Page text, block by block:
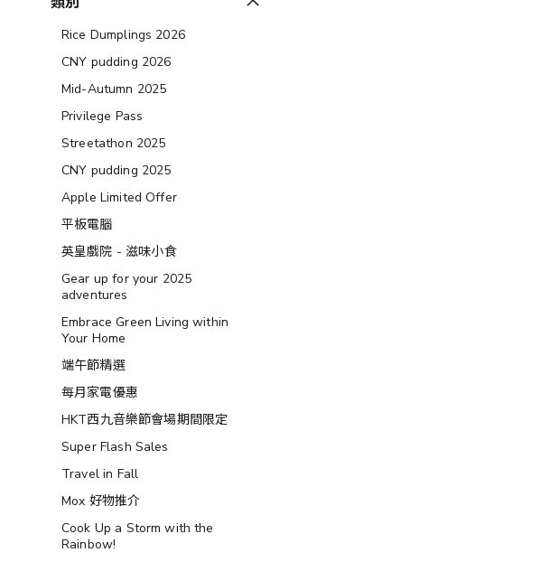
Rice Dumplings 2026
CNY pudding 2026
Mid-Autumn 2025
Privilege Pass
Streetathon 2025
CNY pudding 2025
Apple Limited Offer
平板電腦
英皇戲院 - 滋味小食
Gear up for your 2025
adventures
Embrace Green Living within
Your Home
端午節精選
每月家電優惠
HKT西九音樂節會場期間限定
Super Flash Sales
Travel in Fall
Mox 好物推介
Cook Up a Storm with the
Rainbow!